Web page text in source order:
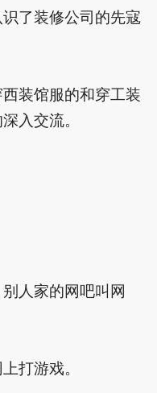
了装修公司的先寇
装馆服的和穿工装
入交流。
人家的网吧叫网
打游戏。